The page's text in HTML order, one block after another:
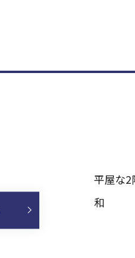
平屋な2
和